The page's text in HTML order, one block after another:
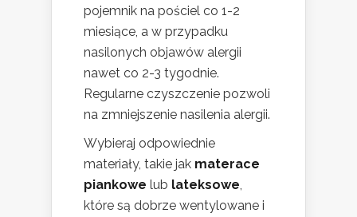
pojemnik na pościel co 1-2
miesiące, a w przypadku
nasilonych objawów alergii
nawet co 2-3 tygodnie.
Regularne czyszczenie pozwoli
na zmniejszenie nasilenia alergii.
Wybieraj odpowiednie
materiały, takie jak materace
piankowe lub lateksowe,
które są dobrze wentylowane i